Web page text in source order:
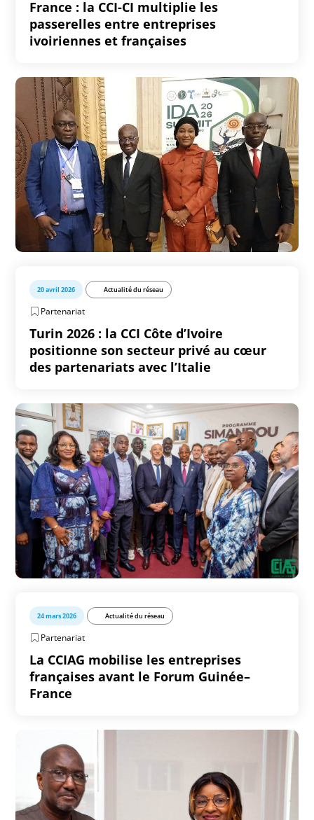
France : la CCI-CI multiplie les
passerelles entre entreprises
ivoiriennes et françaises
20 avril 2026 Actualité du réseau
Partenariat
Turin 2026 : la CCI Côte d’Ivoire
positionne son secteur privé au cœur
des partenariats avec l’Italie
24 mars 2026 Actualité du réseau
Partenariat
La CCIAG mobilise les entreprises
françaises avant le Forum Guinée–
France